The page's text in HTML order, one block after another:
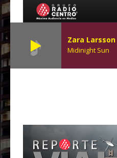
Zara Larsson
Midinight Sun